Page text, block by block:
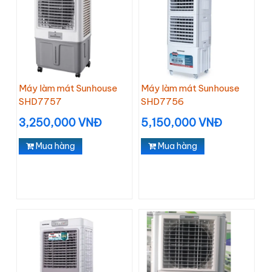
Máy làm mát Sunhouse
SHD7757
3,250,000 VNĐ
Mua hàng
Máy làm mát Sunhouse
SHD7756
5,150,000 VNĐ
Mua hàng